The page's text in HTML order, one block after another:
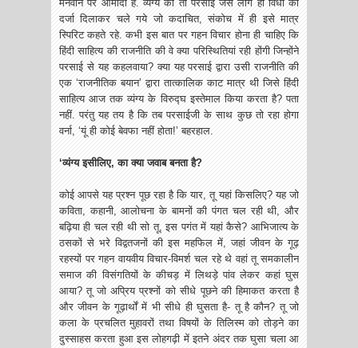
मनवाने पर आमादा हैं. व्यंग्य को तो परसाई जैसे लोग ही विधा का
दर्जा दिलाकर चले गये जो कदाचित, संकोच में ही इसे मात्र
स्पिरिट कहते रहे. कभी इस बात पर गहन विचार होना ही चाहिए कि
हिंदी साहित्य की राजनीति की वे क्या परिस्थितियां रही होंगी जिन्होंने
परसाई से यह कहलवाया? क्या यह परसाई द्वारा उसी राजनीति की
एक ‘राजनीतिक बयान’ द्वारा तात्कालिक काट मात्र थी जिसे हिंदी
साहित्य आज तक व्यंग्य के विरुद्घ इस्तेमाल किया करता है? पता
नहीं. परंतु यह तय है कि तब परसाईजी के साथ कुछ तो रहा होगा
वर्ना, ‘यूं ही कोई बेवफा नहीं होता!’ बहरहाल.
‘व्यंग्य इसीलिए, का क्या जवाब बनता है?
कोई आपसे यह प्रश्न पूछ रहा है कि यार, तू यहां किसलिए? यह जो
कविता, कहानी, आलोचना के बामनों की पंगत चल रही थी, और
बढ़िया ही चल रही थी सो तू, इस पगंत में यहां कैसे? आभिजात्य के
ठसकों से भरे विद्वतजनों की इस महफिल में, जहां जीवन के गूढ़
रहस्यों पर गहन वायवीय विचार-विमर्श चल रहे थे वहां तू समकालीन
समाज की विसंगतियों के कीचड़ में लिथड़े पांव लेकर कहां घुस
आया? तू जो अप्रिय प्रश्नों को सीधे पूछने की हिमाकत करता है
और जीवन के गूढ़ार्थों में भी सीधे ही घुसता है- तू है कौन? तू जो
कला के प्रचलित मुहावरों तथा विषयों के तिलिस्म को तोड़ने का
दुस्साहस करता हुआ इस लोहगढ़ी में इतने अंदर तक घुसा चला आ